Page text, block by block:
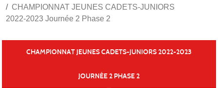
CHAMPIONNAT JEUNES CADETS-JUNIORS
2022-2023 Journée 2 Phase 2
CHAMPIONNAT JEUNES CADETS-JUNIORS 2022-2023
JOURNÉE 2 PHASE 2